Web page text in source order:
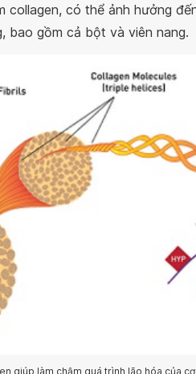
có thể ảnh hưởng
bao gồm cả bột và viên nang.
giúp làm chậm quá trình lão hóa của